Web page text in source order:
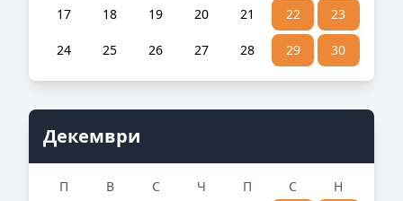
17 18 19 20 21 22 23
24 25 26 27 28 29 30
Декември
П В С Ч П С
Н